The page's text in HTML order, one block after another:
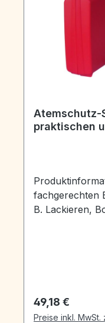
Atemschutz-
praktischen
Produktinformationen
fachgerechten
B. Lackieren,
Regulärer Preis:
49,18 €
Preise inkl.